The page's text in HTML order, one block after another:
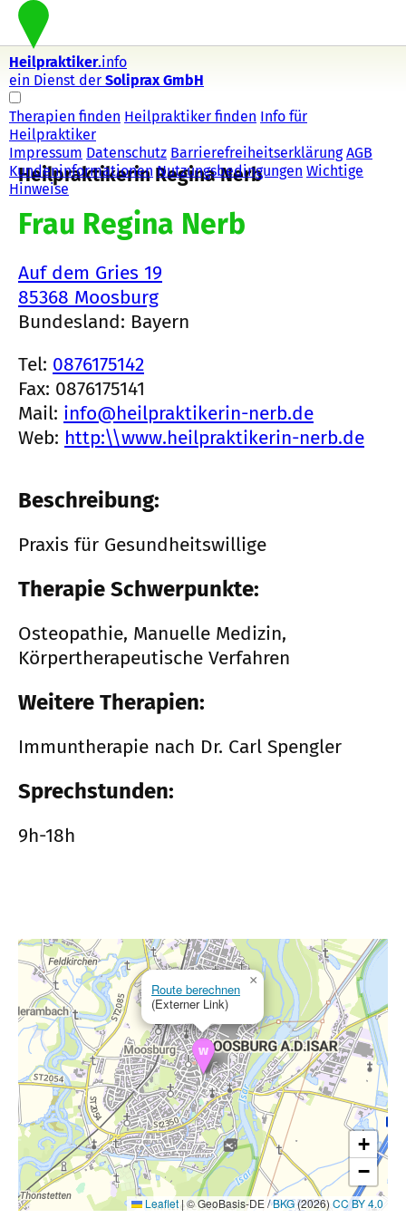
Heilpraktiker.info
ein Dienst der Soliprax GmbH
Therapien finden Heilpraktiker finden Info für
Heilpraktiker
Impressum Datenschutz Barrierefreiheitserklärung AGB
Kundeninformationen Nutzungsbedingungen Wichtige
Hinweise
Heilpraktikerin Regina Nerb
Frau Regina Nerb
Auf dem Gries 19
85368 Moosburg
Bundesland: Bayern
Tel: 0876175142
Fax: 0876175141
Mail: info@heilpraktikerin-nerb.de
Web: http:\\www.heilpraktikerin-nerb.de
Beschreibung:
Praxis für Gesundheitswillige
Therapie Schwerpunkte:
Osteopathie, Manuelle Medizin,
Körpertherapeutische Verfahren
Weitere Therapien:
Immuntherapie nach Dr. Carl Spengler
Sprechstunden:
9h-18h
Route berechnen
(Externer Link)
×
+
−
Leaflet|© GeoBasis-DE /BKG(2026) CC BY 4.0